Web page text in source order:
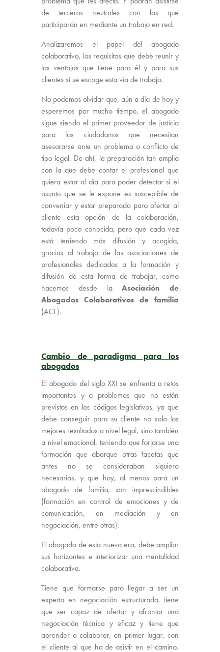
de terceros neutrales con los que
participarán en mediante un trabajo en red.
Analizaremos el papel del abogado
colaborativo, los requisitos que debe reunir y
las ventajas que tiene para él y para sus
clientes si se escoge esta vía de trabajo.
No podemos olvidar que, aún a día de hoy y
esperemos por mucho tiempo, el abogado
sigue siendo el primer proveedor de justicia
para los ciudadanos que necesitan
asesorarse ante un problema o conflicto de
tipo legal. De ahí, la preparación tan amplia
con la que debe contar el profesional que
quiera estar al día para poder detectar si el
asunto que se le expone es susceptible de
conveniar y estar preparado para ofertar al
cliente esta opción de la colaboración,
todavía poco conocida, pero que cada vez
está teniendo más difusión y acogida,
gracias al trabajo de las asociaciones de
profesionales dedicados a la formación y
difusión de esta forma de trabajar, como
hacemos desde laAsociación de
Abogados Colaborativos de familia
(ACF).
Cambio de paradigma para los
abogados
El abogado del siglo XXI se enfrenta a retos
importantes y a problemas que no están
previstos en los códigos legislativos, ya que
debe conseguir para su cliente no solo los
mejores resultados a nivel legal, sino también
a nivel emocional, teniendo que forjarse una
formación que abarque otras facetas que
antes no se consideraban siquiera
necesarias, y que hoy, al menos para un
abogado de familia, son imprescindibles
(formación en control de emociones y de
comunicación, en mediación y en
negociación, entre otras).
El abogado de esta nueva era, debe ampliar
sus horizontes e interiorizar una mentalidad
colaborativa.
Tiene que formarse para llegar a ser un
experto en negociación estructurada, tiene
que ser capaz de ofertar y afrontar una
negociación técnica y eficaz y tiene que
aprender a colaborar, en primer lugar, con
el cliente al que ha de asistir en el camino.